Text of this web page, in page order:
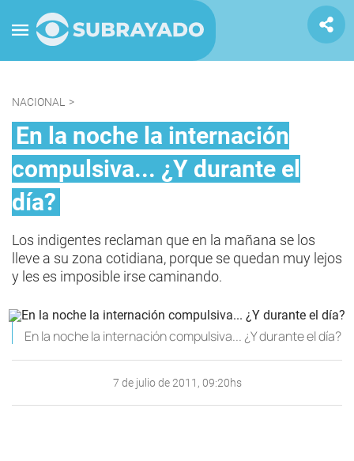
NACIONAL >
En la noche la internación
compulsiva... ¿Y durante el
día?
Los indigentes reclaman que en la mañana se los
lleve a su zona cotidiana, porque se quedan muy lejos
y les es imposible irse caminando.
En la noche la internación compulsiva... ¿Y durante el día?
7 de julio de 2011, 09:20hs